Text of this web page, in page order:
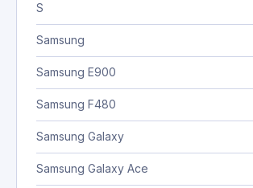
S
Samsung
Samsung E900
Samsung F480
Samsung Galaxy
Samsung Galaxy Ace